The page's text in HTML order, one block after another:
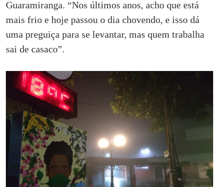
Guaramiranga. “Nos últimos anos, acho que está
mais frio e hoje passou o dia chovendo, e isso dá
uma preguiça para se levantar, mas quem trabalha
sai de casaco”.